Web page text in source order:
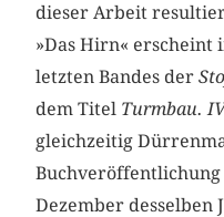
dieser Arbeit
»Das Hirn« erscheint
letzten Bandes der
dem Titel Turmbau.
gleichzeitig
Dezember desselben